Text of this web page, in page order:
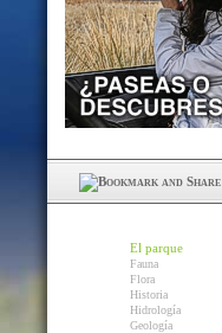
El parque
Fauna
Flora
Historia
Hidrología
Geología